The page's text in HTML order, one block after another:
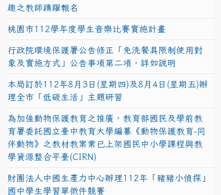
趣之教師踴躍報名
桃園市112學年度學生音樂比賽實施計畫
行政院環境保護署公告修正「免洗餐具限制使用對
象及實施方式」公告事項第二項，詳如說明
本局訂於112年8月3日(星期四)及8月4日(星期五)辦
理全市「低碳生活」主題研習
為加強動物保護教育之推廣，教育部國民及學前教
育署委託國立臺中教育大學編纂《動物保護教育-同
伴動物》之教材教案業已上架國民中小學課程與教
學資源整合平臺(CIRN)
財團法人中國生產力中心辦理112年「豬豬小偵探」
國中學生學習單徵件競賽